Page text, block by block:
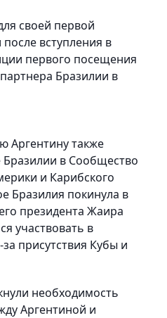
своей первой
вступления в
первого посещения
Бразилии в
Аргентину также
в Сообщество
и Карибского
Бразилия покинула в
президента Жаира
участвовать в
присутствия Кубы и
необходимость
Аргентиной и